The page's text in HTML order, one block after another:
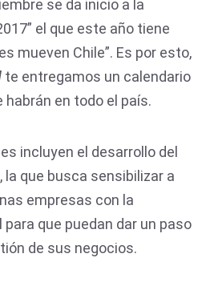
se da inicio a la
el que este año tiene
mueven Chile”. Es por esto,
te entregamos un calendario
en todo el país.
incluyen el desarrollo del
, la que busca sensibilizar a
empresas con la
que puedan dar un paso
de sus negocios.